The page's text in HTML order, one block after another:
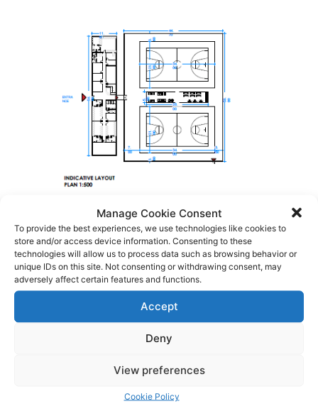
Manage Cookie Consent
To provide the best experiences, we use technologies like cookies to
store and/or access device information. Consenting to these
technologies will allow us to process data such as browsing behavior or
unique IDs on this site. Not consenting or withdrawing consent, may
adversely affect certain features and functions.
Accept
Deny
View preferences
Cookie Policy
Ακολουθήστε τους Internet PAOK Fans στα social media:
Facebook:https://www.facebook.com/InternetPAOKFans
Twitter:https://twitter.com/www_paok_gr